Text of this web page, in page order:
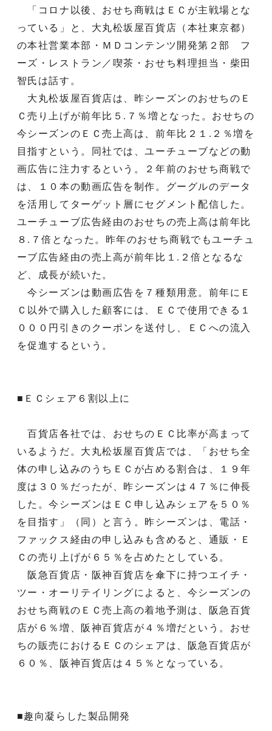
「コロナ以後、おせち商戦はＥＣが主戦場とな
っている」と、大丸松坂屋百貨店（本社東京都）
の本社営業本部・ＭＤコンテンツ開発第２部 フ
ーズ・レストラン／喫茶・おせち料理担当・柴田
智氏は話す。
大丸松坂屋百貨店は、昨シーズンのおせちのＥ
Ｃ売り上げが前年比５.７％増となった。おせちの
今シーズンのＥＣ売上高は、前年比２１.２％増を
目指すという。同社では、ユーチューブなどの動
画広告に注力するという。２年前のおせち商戦で
は、１０本の動画広告を制作。グーグルのデータ
を活用してターゲット層にセグメント配信した。
ユーチューブ広告経由のおせちの売上高は前年比
８.７倍となった。昨年のおせち商戦でもユーチュ
ーブ広告経由の売上高が前年比１.２倍となるな
ど、成長が続いた。
今シーズンは動画広告を７種類用意。前年にＥ
Ｃ以外で購入した顧客には、ＥＣで使用できる１
０００円引きのクーポンを送付し、ＥＣへの流入
を促進するという。
■ＥＣシェア６割以上に
百貨店各社では、おせちのＥＣ比率が高まって
いるようだ。大丸松坂屋百貨店では、「おせち全
体の申し込みのうちＥＣが占める割合は、１９年
度は３０％だったが、昨シーズンは４７％に伸長
した。今シーズンはＥＣ申し込みシェアを５０％
を目指す」（同）と言う。昨シーズンは、電話・
ファックス経由の申し込みも含めると、通販・Ｅ
Ｃの売り上げが６５％を占めたとしている。
阪急百貨店・阪神百貨店を傘下に持つエイチ・
ツー・オーリテイリングによると、今シーズンの
おせち商戦のＥＣ売上高の着地予測は、阪急百貨
店が６％増、阪神百貨店が４％増だという。おせ
ちの販売におけるＥＣのシェアは、阪急百貨店が
６０％、阪神百貨店は４５％となっている。
■趣向凝らした製品開発